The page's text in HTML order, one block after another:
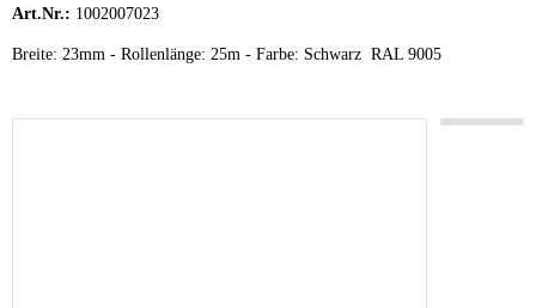
Art.Nr.: 1002007023
Breite: 23mm - Rollenlänge: 25m - Farbe: Schwarz RAL 9005